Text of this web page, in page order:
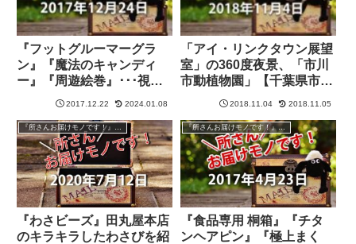
『フットグルーマーグラ
ン』『魔法のキャンディ
ー』『周遊絵巻』･･･視聴
者プレゼント！【所さんお
2017.12.22 2024.01.08
「アイ・リンクタウン展望
室」の360度夜景、「市川
市動植物園」【千葉県市川
市】【所さんお届けモノで
2018.11.04 2018.11.05
『所さんお届けモノです！』過去の紹介品
『わさビーズ』田丸屋本店
のキラキラしたわさびを紹
『所さんお届けモノです！』過去の紹介品
『食品専用 桐箱』『チタ
ンヘアピン』『極上まく